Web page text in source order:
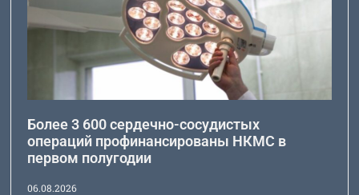
Более 3 600 сердечно-сосудистых
операций профинансированы НКМС в
первом полугодии
06.08.2026